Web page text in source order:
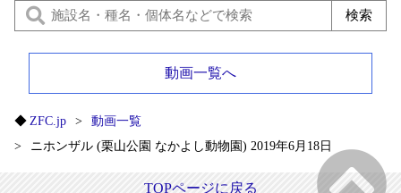
動画一覧へ
ZFC.jp
動画一覧
ニホンザル (栗山公園 なかよし動物園) 2019年6月18日
TOPページに戻る